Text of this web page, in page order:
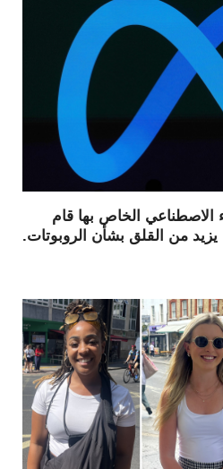
الاصطناعي الخاص بها قام
من القلق بشأن الروبوتات.